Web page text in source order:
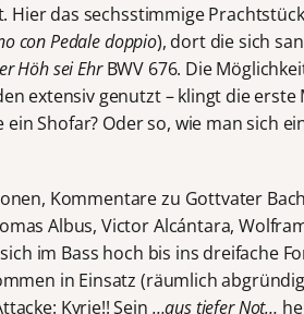
das sechsstimmige
con Pedale doppio), dort die sich
Höh sei EhrBWV 676. Die
extensiv genutzt – klingt die erste
Shofar? Oder so, wie man sich
Kommentare zu Gottvater
Albus, Victor Alcántara,
im Bass hoch bis ins dreifache
in Einsatz (räumlich
Kyrie!! Sein …aus tiefer Not…